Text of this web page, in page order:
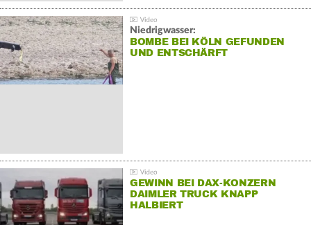
Niedrigwasser:
BOMBE BEI KÖLN GEFUNDEN
UND ENTSCHÄRFT
GEWINN BEI DAX-KONZERN
DAIMLER TRUCK KNAPP
HALBIERT